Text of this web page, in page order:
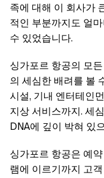
족에 대해 이 회사가
적인 부분까지도 얼
수 있었습니다.
싱가포르 항공의 모
의 세심한 배려를 볼
시설, 기내 엔터테인
지상 서비스까지. 세
DNA에 깊이 박혀 있
싱가포르 항공은 예
램에 이르기까지 고